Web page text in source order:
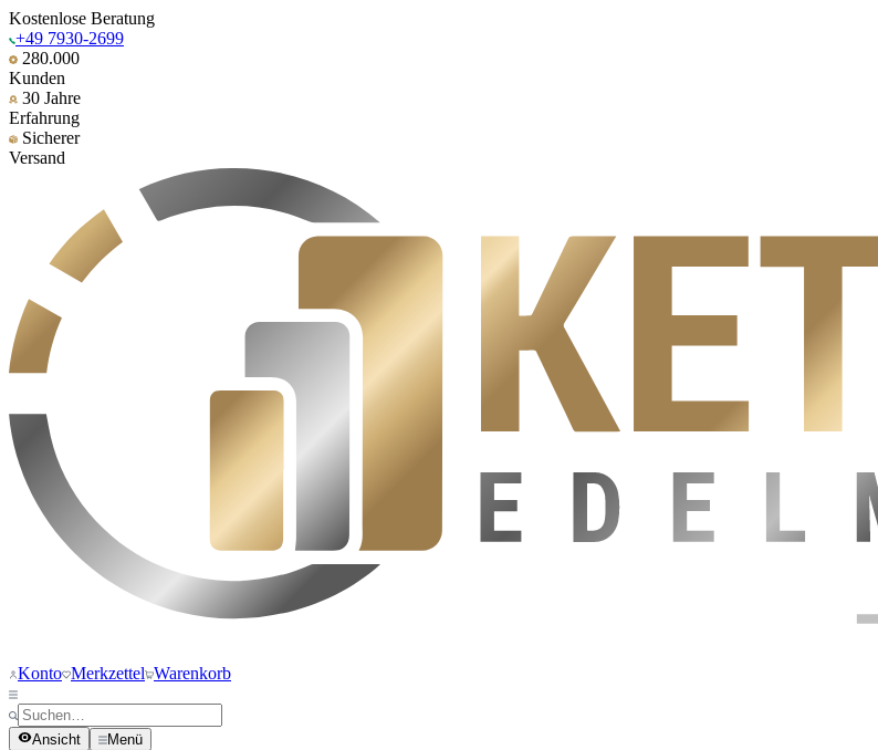
Kostenlose Beratung
+49 7930-2699
280.000
Kunden
30 Jahre
Erfahrung
Sicherer
Versand
Konto Merkzettel Warenkorb
Ansicht Menü